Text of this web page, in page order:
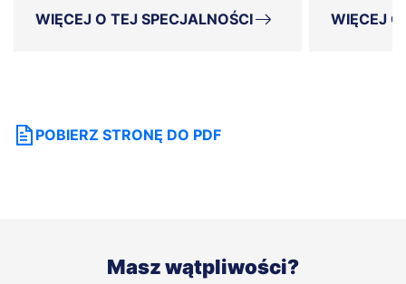
WIĘCEJ O TEJ SPECJALNOŚCI WIĘCEJ
POBIERZ STRONĘ DO PDF
Masz wątpliwości?